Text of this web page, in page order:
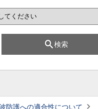
検索
防護への適合性について